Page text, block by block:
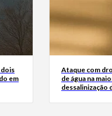
dois
em
Ataque com
de água na
dessalinização